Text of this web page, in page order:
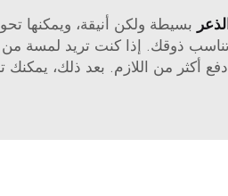
بسيطة ولكن أنيقة، ويمكنها
ذوقك. إذا كنت تريد لمسة
أكثر من اللازم. بعد ذلك، يمكنك